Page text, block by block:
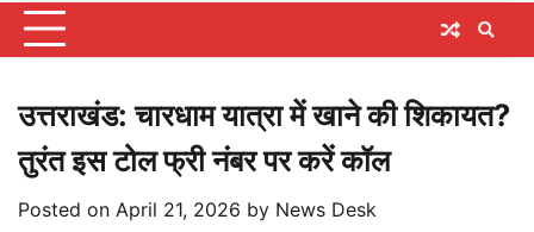
उत्तराखंड: चारधाम यात्रा में खाने की शिकायत?
तुरंत इस टोल फ्री नंबर पर करें कॉल
Posted on April 21, 2026 by News Desk